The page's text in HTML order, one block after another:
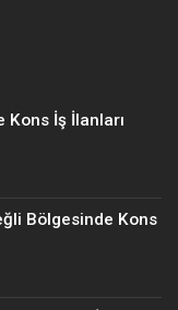
Kons İş İlanları
Bölgesinde Kons